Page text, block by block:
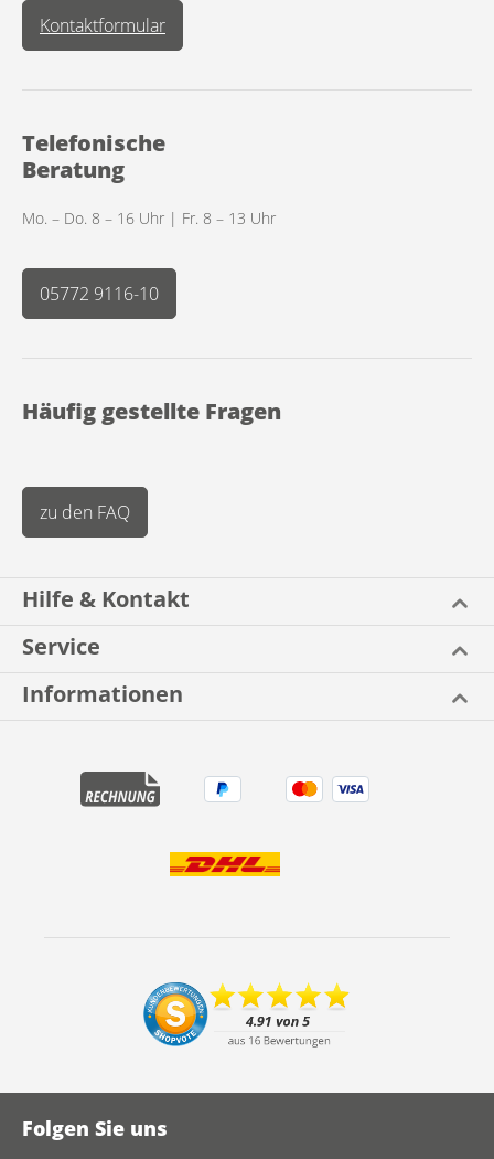
Kontaktformular
Telefonische
Beratung
Mo. – Do. 8 – 16 Uhr | Fr. 8 – 13 Uhr
05772 9116-10
Häufig gestellte Fragen
zu den FAQ
Hilfe & Kontakt
Service
Informationen
Folgen Sie uns